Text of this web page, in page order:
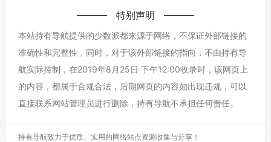
特别声明
本站持有导航提供的少数派都来源于网络，不保证外部链接的
准确性和完整性，同时，对于该外部链接的指向，不由持有导
航实际控制，在2019年8月25日 下午12:00收录时，该网页上
的内容，都属于合规合法，后期网页的内容如出现违规，可以
直接联系网站管理员进行删除，持有导航不承担任何责任。
持有导航致力于优质、实用的网络站点资源收集与分享！